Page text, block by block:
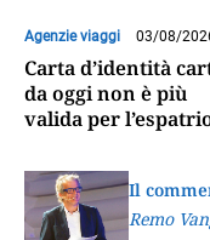
Agenzie viaggi 03/08/
Carta d’identità
da oggi non è più
valida per
Il
Remo